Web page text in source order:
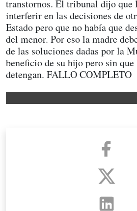
transtornos. El tribunal dijo que
interferir en las decisiones de
Estado pero que no había que
del menor. Por eso la madre
de las soluciones dadas por la
beneficio de su hijo pero sin que
detengan. FALLO COMPLETO